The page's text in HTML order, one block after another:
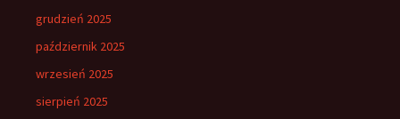
grudzień 2025
październik 2025
wrzesień 2025
sierpień 2025